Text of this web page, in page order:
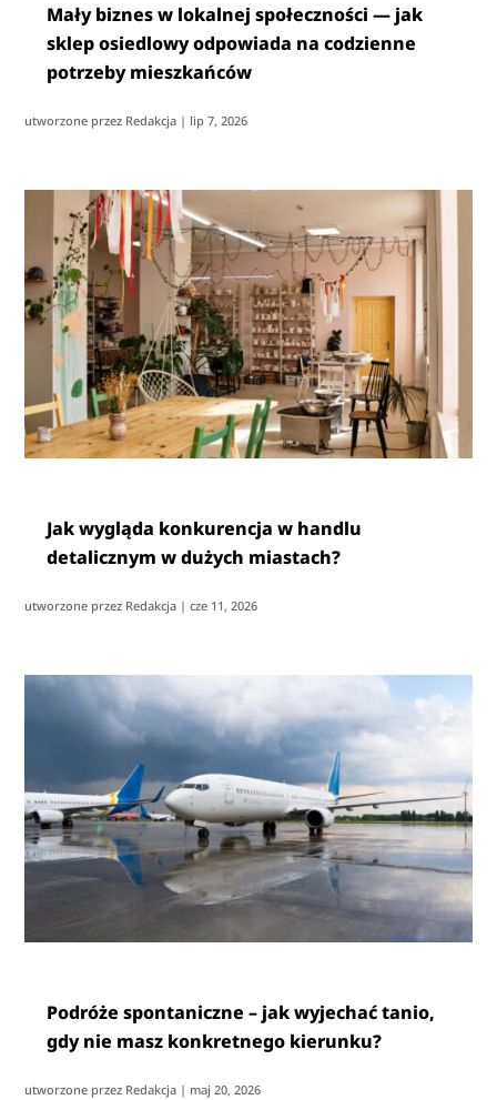
Mały biznes w lokalnej społeczności — jak
sklep osiedlowy odpowiada na codzienne
potrzeby mieszkańców
utworzone przez Redakcja | lip 7, 2026
Jak wygląda konkurencja w handlu
detalicznym w dużych miastach?
utworzone przez Redakcja |cze 11, 2026
Podróże spontaniczne – jak wyjechać tanio,
gdy nie masz konkretnego kierunku?
utworzone przez Redakcja | maj 20, 2026